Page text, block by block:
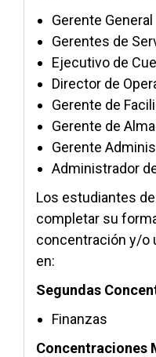
Gerente General
Gerentes de
Ejecutivo de
Director de
Gerente de
Gerente de
Gerente
Administrador
Los estudiantes
completar su
concentración y/o
en:
Segundas
Finanzas
Concentraciones